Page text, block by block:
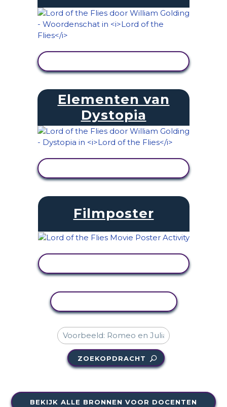
Elementen van
Dystopia
Filmposter
ZOEKOPDRACHT
BEKIJK ALLE BRONNEN VOOR DOCENTEN